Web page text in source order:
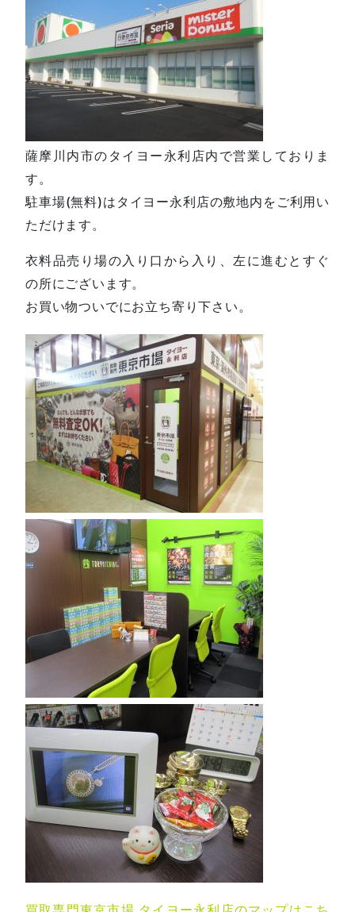
薩摩川内市のタイヨー永利店内で営業しておりま
す。
駐車場(無料)はタイヨー永利店の敷地内をご利用い
ただけます。
衣料品売り場の入り口から入り、左に進むとすぐ
の所にございます。
お買い物ついでにお立ち寄り下さい。